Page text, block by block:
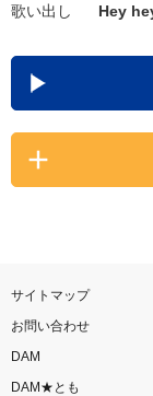
歌い出し
Hey
サイトマップ
お問い合わせ
DAM
DAM★とも